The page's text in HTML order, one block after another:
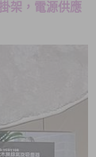
架，電源供應